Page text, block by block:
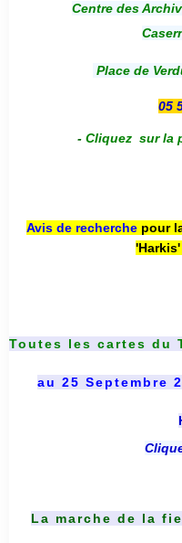
Centre des
Place de
05
- Cliquez sur la
Avis de recherche pour
'Harkis'
Toutes les cartes du
au 25 Septembre
La marche de la